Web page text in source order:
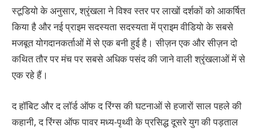
स्टूडियो के अनुसार, श्रृंखला ने विश्व स्तर पर लाखों दर्शकों को आकर्षित
किया है और नई प्राइम सदस्यता सदस्यता में प्राइम वीडियो के सबसे
मजबूत योगदानकर्ताओं में से एक बनी हुई है। सीज़न एक और सीज़न दो
कथित तौर पर मंच पर सबसे अधिक पसंद की जाने वाली श्रृंखलाओं में से
एक रहे हैं।
द हॉबिट और द लॉर्ड ऑफ द रिंग्स की घटनाओं से हजारों साल पहले की
कहानी, द रिंग्स ऑफ पावर मध्य-पृथ्वी के प्रसिद्ध दूसरे युग की पड़ताल